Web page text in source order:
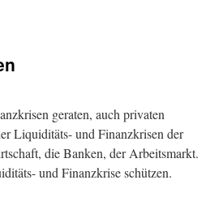
geraten, auch privaten
Liquiditäts- und Finanzkrisen der
die Banken, der Arbeitsmarkt.
und Finanzkrise schützen.